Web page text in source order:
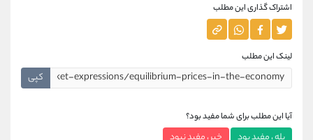
اشتراک گذاری این مطلب
لینک این مطلب
کپی
آیا این مطلب برای شما مفید بود؟